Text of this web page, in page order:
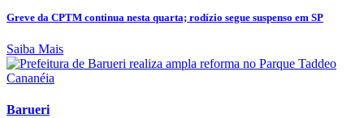
Greve da CPTM continua nesta quarta; rodízio segue suspenso em SP
Saiba Mais
Barueri